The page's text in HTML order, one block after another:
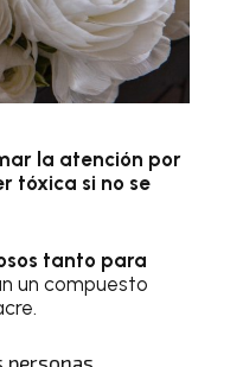
la atención por
tóxica si no se
tanto para
un compuesto
personas